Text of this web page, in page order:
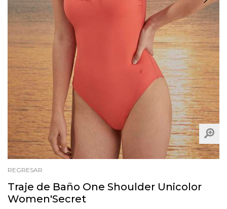
REGRESAR
Traje de Baño One Shoulder Unicolor
Women'Secret